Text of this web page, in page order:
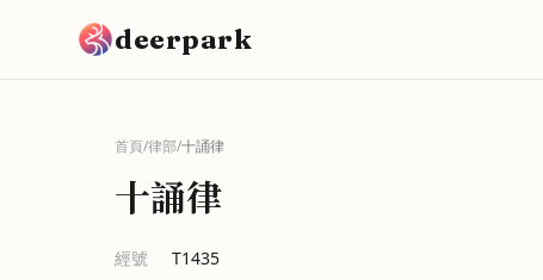
deerpark
首頁/律部/十誦律
十誦律
經號
T1435